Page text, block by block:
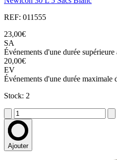
REF: 011555
23,00€
SA
Événements d'une durée
20,00€
EV
Événements d'une durée maximale
Stock: 2
Ajouter